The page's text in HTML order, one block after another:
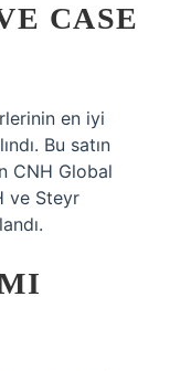
CASE
en iyi
Bu satın
CNH Global
ve Steyr